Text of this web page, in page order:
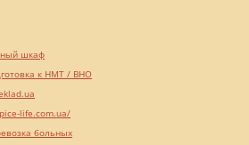
шкаф
к НМТ / ВНО
life.com.ua/
больных